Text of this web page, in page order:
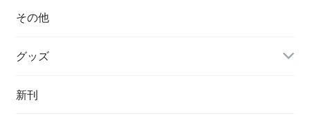
ハンガリー
その他
ポーランド
その他
グッズ
新刊